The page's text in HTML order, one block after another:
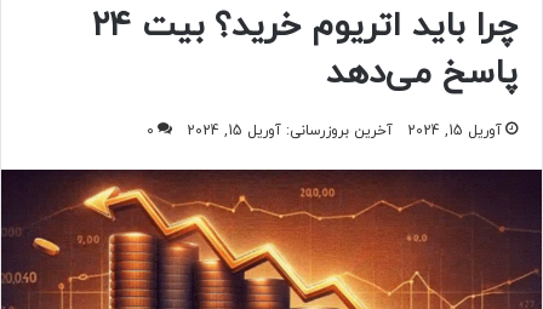
چرا باید اتریوم خرید؟ بیت ۲۴
پاسخ می‌دهد
آوریل 15, 2024 آخرین بروزرسانی: آوریل 15, 2024 0